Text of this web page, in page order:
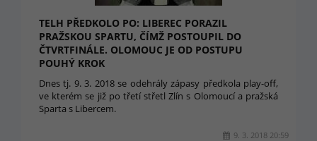
TELH PŘEDKOLO PO: LIBEREC PORAZIL
PRAŽSKOU SPARTU, ČÍMŽ POSTOUPIL DO
ČTVRTFINÁLE. OLOMOUC JE OD POSTUPU
POUHÝ KROK
Dnes tj. 9. 3. 2018 se odehrály zápasy předkola play-off,
ve kterém se již po třetí střetl Zlín s Olomoucí a pražská
Sparta s Libercem.
9. 3. 2018 20:59